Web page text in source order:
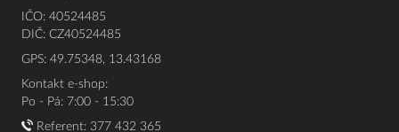
IČO: 40524485
DIČ: CZ40524485
GPS: 49.75348, 13.43168
Kontakt e-shop:
Po - Pá: 7:00 - 15:30
Referent: 377 432 365